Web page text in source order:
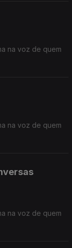
na voz de quem
na voz de quem
na voz de quem